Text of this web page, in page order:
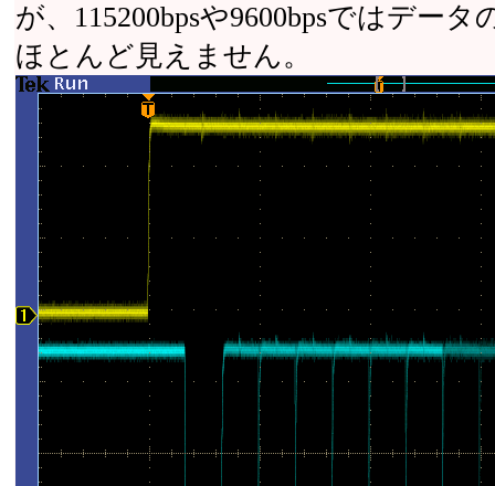
が、115200bpsや9600bpsではデー
ほとんど見えません。